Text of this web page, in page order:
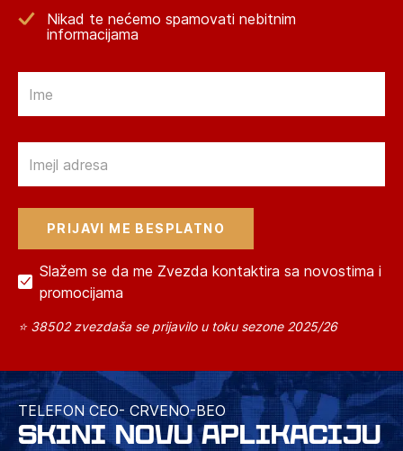
Nikad te nećemo spamovati nebitnim
informacijama
Slažem se da me Zvezda kontaktira sa novostima i
promocijama
⭐ 38502 zvezdaša se prijavilo u toku sezone 2025/26
TELEFON CEO- CRVENO-BEO
SKINI NOVU APLIKACIJU